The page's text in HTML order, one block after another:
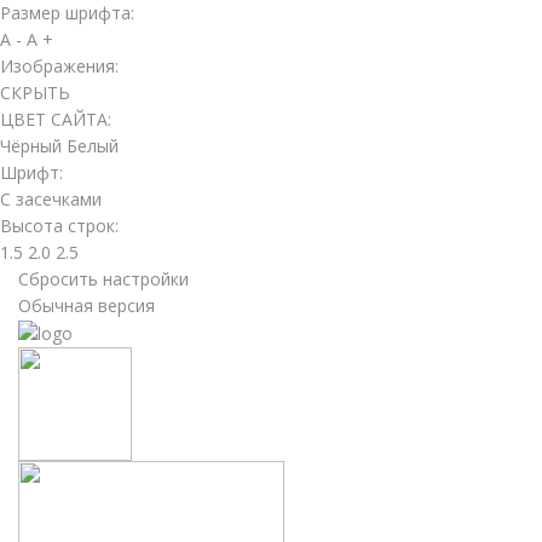
Размер шрифта:
A - A +
Изображения:
СКРЫТЬ
ЦВЕТ САЙТА:
Чёрный Белый
Шрифт:
С засечками
Высота строк:
1.5 2.0 2.5
Сбросить настройки
Обычная версия